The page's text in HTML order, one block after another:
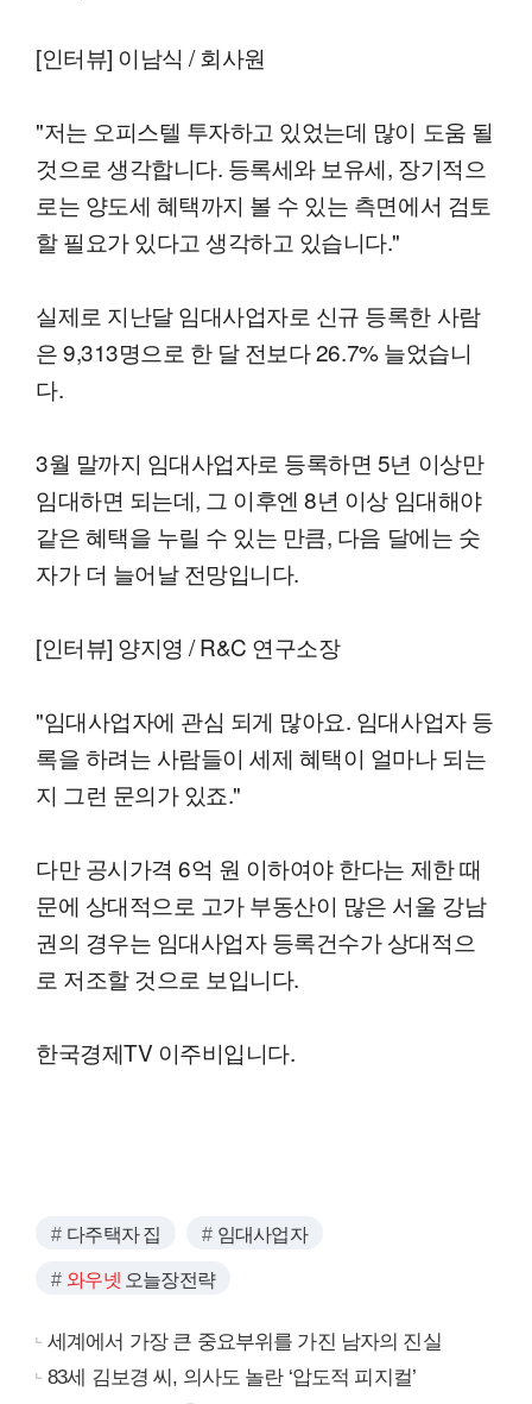
[인터뷰] 이남식 / 회사원
"저는 오피스텔 투자하고 있었는데 많이 도움 될
것으로 생각합니다. 등록세와 보유세, 장기적으
로는 양도세 혜택까지 볼 수 있는 측면에서 검토
할 필요가 있다고 생각하고 있습니다."
실제로 지난달 임대사업자로 신규 등록한 사람
은 9,313명으로 한 달 전보다 26.7% 늘었습니
다.
3월 말까지 임대사업자로 등록하면 5년 이상만
임대하면 되는데, 그 이후엔 8년 이상 임대해야
같은 혜택을 누릴 수 있는 만큼, 다음 달에는 숫
자가 더 늘어날 전망입니다.
[인터뷰] 양지영 / R&C 연구소장
"임대사업자에 관심 되게 많아요. 임대사업자 등
록을 하려는 사람들이 세제 혜택이 얼마나 되는
지 그런 문의가 있죠."
다만 공시가격 6억 원 이하여야 한다는 제한 때
문에 상대적으로 고가 부동산이 많은 서울 강남
권의 경우는 임대사업자 등록건수가 상대적으
로 저조할 것으로 보입니다.
한국경제TV 이주비입니다.
다주택자 집 임대사업자
와우넷 오늘장전략
세계에서 가장 큰 중요부위를 가진 남자의 진실
83세 김보경 씨, 의사도 놀란 ‘압도적 피지컬’